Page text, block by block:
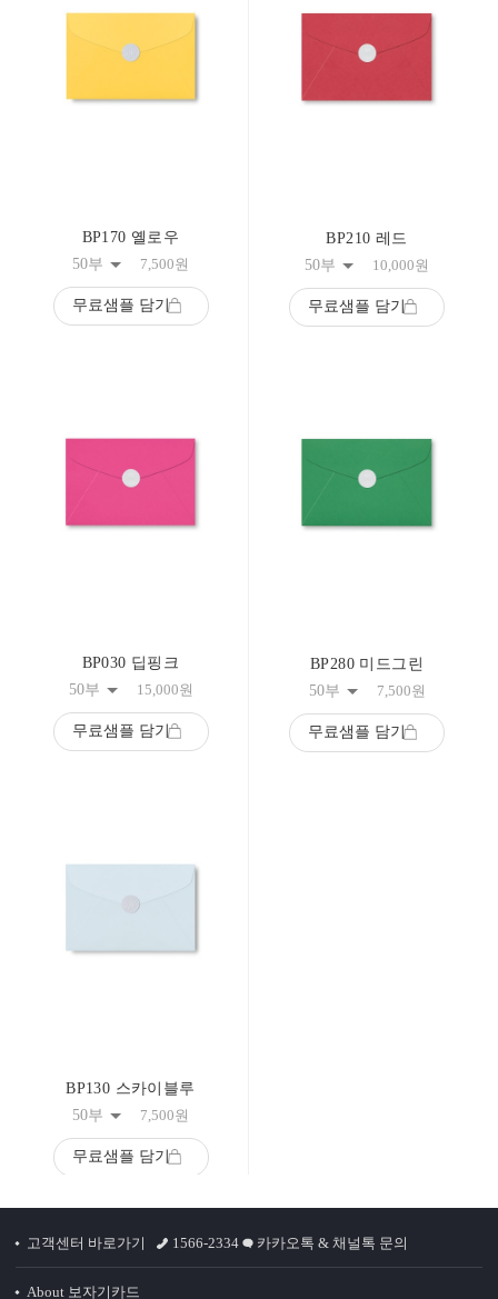
BP170 옐로우
50부
7,500원
무료샘플 담기
BP210 레드
50부
10,000원
무료샘플 담기
BP030 딥핑크
50부
15,000원
무료샘플 담기
BP280 미드그린
50부
7,500원
무료샘플 담기
BP130 스카이블루
50부
7,500원
무료샘플 담기
고객센터 바로가기 1566-2334 카카오톡 & 채널톡 문의
About 보자기카드